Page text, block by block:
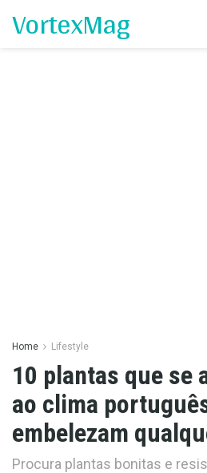
VortexMag
Home Lifestyle
10 plantas que se
ao clima
embelezam
Procura plantas bonitas e